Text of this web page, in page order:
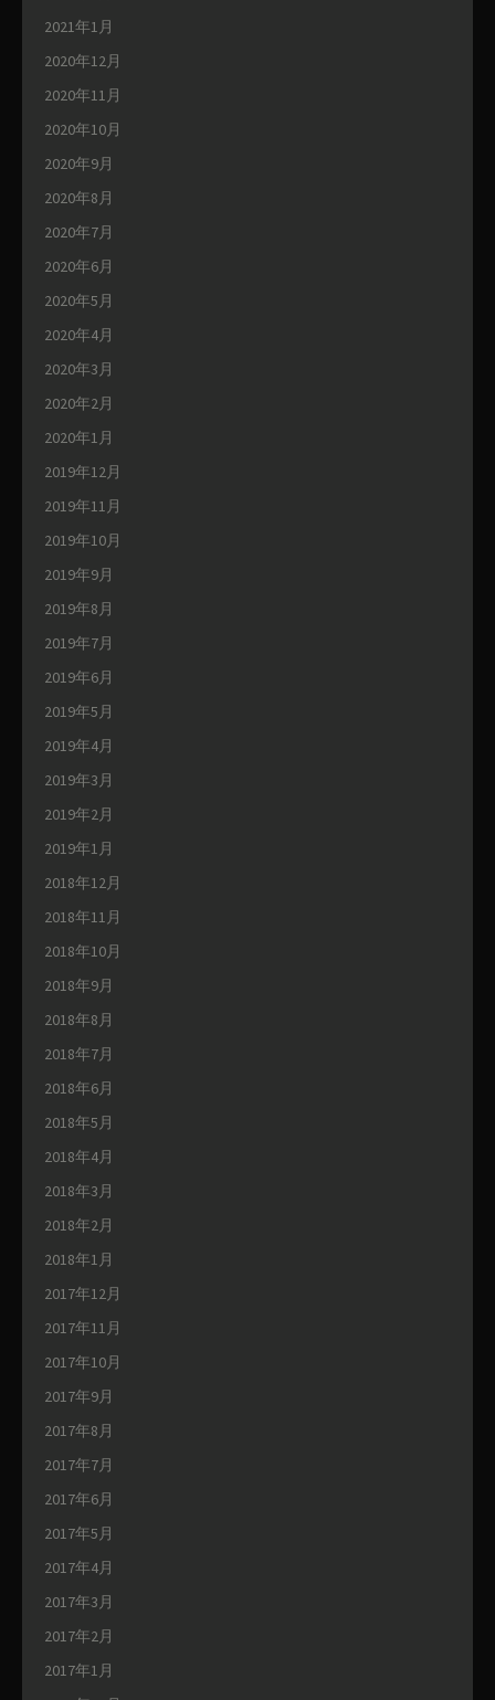
2021年1月
2020年12月
2020年11月
2020年10月
2020年9月
2020年8月
2020年7月
2020年6月
2020年5月
2020年4月
2020年3月
2020年2月
2020年1月
2019年12月
2019年11月
2019年10月
2019年9月
2019年8月
2019年7月
2019年6月
2019年5月
2019年4月
2019年3月
2019年2月
2019年1月
2018年12月
2018年11月
2018年10月
2018年9月
2018年8月
2018年7月
2018年6月
2018年5月
2018年4月
2018年3月
2018年2月
2018年1月
2017年12月
2017年11月
2017年10月
2017年9月
2017年8月
2017年7月
2017年6月
2017年5月
2017年4月
2017年3月
2017年2月
2017年1月